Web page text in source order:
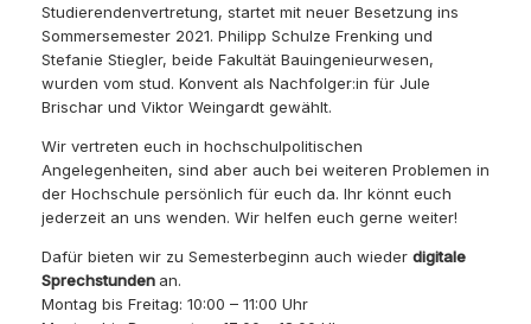
Studierendenvertretung, startet mit neuer Besetzung ins
Sommersemester 2021. Philipp Schulze Frenking und
Stefanie Stiegler, beide Fakultät Bauingenieurwesen,
wurden vom stud. Konvent als Nachfolger:in für Jule
Brischar und Viktor Weingardt gewählt.
Wir vertreten euch in hochschulpolitischen
Angelegenheiten, sind aber auch bei weiteren Problemen in
der Hochschule persönlich für euch da. Ihr könnt euch
jederzeit an uns wenden. Wir helfen euch gerne weiter!
Dafür bieten wir zu Semesterbeginn auch wieder digitale
Sprechstunden an.
Montag bis Freitag: 10:00 – 11:00 Uhr